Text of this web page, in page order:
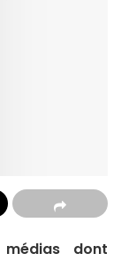
dont